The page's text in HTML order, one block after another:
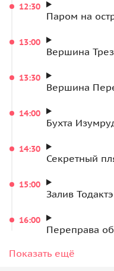
12:30
Паром на
13:00
Вершина
13:30
Вершина
14:00
Бухта
14:30
Секретный
15:00
Залив Тодактэ
16:00
Переправа
Показать ещё